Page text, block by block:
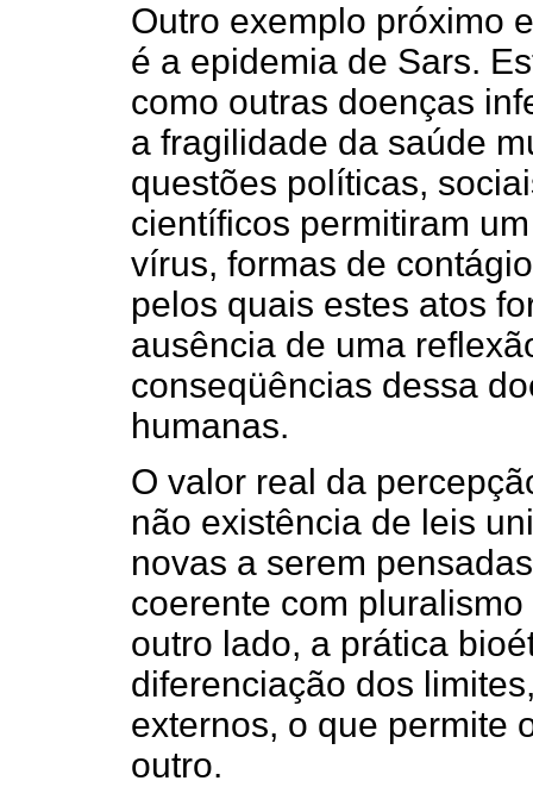
Outro exemplo próximo
é a epidemia de Sars.
como outras doenças
a fragilidade da saúde
questões políticas,
científicos permitiram
vírus, formas de
pelos quais estes atos
ausência de uma
conseqüências dessa
humanas.
O valor real da
não existência de leis
novas a serem
coerente com
outro lado, a prática
diferenciação dos
externos, o que permite
outro.